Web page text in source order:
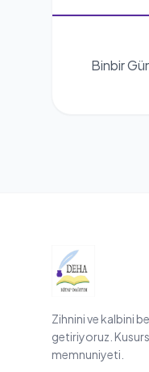
Binbir
Zihnini ve kalbini
getiriyoruz.
memnuniyeti.